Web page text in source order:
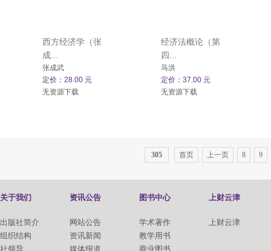
西方经济学（张
成...
张成武
定价：28.00 元
无资源下载
经济法概论（第
四...
马洪
定价：37.00 元
无资源下载
305 首页 上一页 8 9
关于我们
出版社简介
组织结构
社领导
资讯公告
网站公告
资讯新闻
媒体报道
图书中心
学术著作
教学用书
商业图书
上财云津
上财云津